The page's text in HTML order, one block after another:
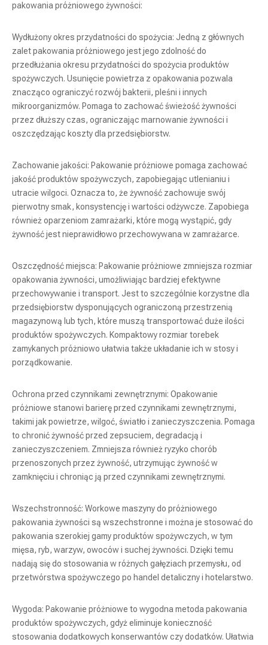
pakowania próżniowego żywności:
Wydłużony okres przydatności do spożycia: Jedną z głównych
zalet pakowania próżniowego jest jego zdolność do
przedłużania okresu przydatności do spożycia produktów
spożywczych. Usunięcie powietrza z opakowania pozwala
znacząco ograniczyć rozwój bakterii, pleśni i innych
mikroorganizmów. Pomaga to zachować świeżość żywności
przez dłuższy czas, ograniczając marnowanie żywności i
oszczędzając koszty dla przedsiębiorstw.
Zachowanie jakości: Pakowanie próżniowe pomaga zachować
jakość produktów spożywczych, zapobiegając utlenianiu i
utracie wilgoci. Oznacza to, że żywność zachowuje swój
pierwotny smak, konsystencję i wartości odżywcze. Zapobiega
również oparzeniom zamrażarki, które mogą wystąpić, gdy
żywność jest nieprawidłowo przechowywana w zamrażarce.
Oszczędność miejsca: Pakowanie próżniowe zmniejsza rozmiar
opakowania żywności, umożliwiając bardziej efektywne
przechowywanie i transport. Jest to szczególnie korzystne dla
przedsiębiorstw dysponujących ograniczoną przestrzenią
magazynową lub tych, które muszą transportować duże ilości
produktów spożywczych. Kompaktowy rozmiar torebek
zamykanych próżniowo ułatwia także układanie ich w stosy i
porządkowanie.
Ochrona przed czynnikami zewnętrznymi: Opakowanie
próżniowe stanowi barierę przed czynnikami zewnętrznymi,
takimi jak powietrze, wilgoć, światło i zanieczyszczenia. Pomaga
to chronić żywność przed zepsuciem, degradacją i
zanieczyszczeniem. Zmniejsza również ryzyko chorób
przenoszonych przez żywność, utrzymując żywność w
zamknięciu i chroniąc ją przed czynnikami zewnętrznymi.
Wszechstronność: Workowe maszyny do próżniowego
pakowania żywności są wszechstronne i można je stosować do
pakowania szerokiej gamy produktów spożywczych, w tym
mięsa, ryb, warzyw, owoców i suchej żywności. Dzięki temu
nadają się do stosowania w różnych gałęziach przemysłu, od
przetwórstwa spożywczego po handel detaliczny i hotelarstwo.
Wygoda: Pakowanie próżniowe to wygodna metoda pakowania
produktów spożywczych, gdyż eliminuje konieczność
stosowania dodatkowych konserwantów czy dodatków. Ułatwia